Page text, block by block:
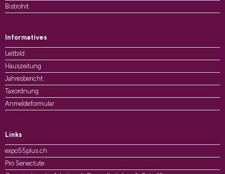
Bistrohit
Informatives
Leitbild
Hauszeitung
Jahresbericht
Taxordnung
Anmeldeformular
Links
expo55plus.ch
Pro Senectute